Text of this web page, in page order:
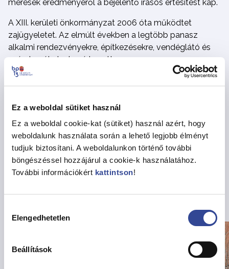
Ez a weboldal sütiket használ
Ez a weboldal cookie-kat (sütiket) használ azért, hogy
weboldalunk használata során a lehető legjobb élményt
tudjuk biztosítani. A weboldalunkon történő további
böngészéssel hozzájárul a cookie-k használatához.
További információkért kattintson!
kiválasztása
Elengedhetetlen
Beállítások
mérések eredményéről a bejelentő írásos értesítést kap.
A XIII. kerületi önkormányzat 2006 óta működtet
zajügyeletet. Az elmúlt években a legtöbb panasz
alkalmi rendezvényekre, építkezésekre, vendéglátó és
szórakozóhelyekre érkezett.
A zajügyelet munkaszüneti napokon nem üzemel.
Megosztás
Vissza az Hírekhez
Kapcsolódó hírek